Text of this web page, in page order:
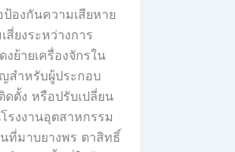
องกันความเสียหาย
สี่ยงระหว่างการ
ย้ายเครื่องจักรใน
สำหรับผู้ประกอบ
ดตั้ง หรือปรับเปลี่ยน
รงงานอุตสาหกรรม
ที่มาบยางพร ตาสิทธิ์